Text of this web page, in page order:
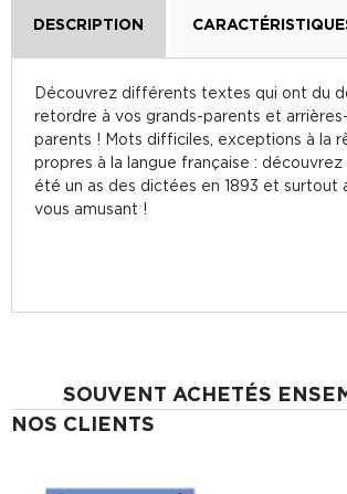
DESCRIPTION
Découvrez différents textes qui ont du
retordre à vos grands-parents et
parents ! Mots difficiles, exceptions à la
propres à la langue française : découvrez
été un as des dictées en 1893 et surtout
vous amusant !
SOUVENT ACHETÉS
NOS CLIENTS